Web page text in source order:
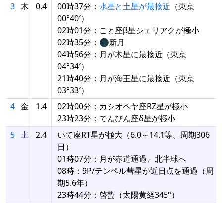
3 木 0.4 00時37分： 水星と土星が最接近 （東京
00°40′）
02時01分：こと座β星シェリアクが極小
02時35分：🌑新月
04時56分：月が木星に最接近（東京
04°34′）
21時40分：月が海王星に最接近（東京
03°33′）
4 金 1.4
02時00分：カシオペヤ座RZ星が極小
23時23分：てんびん座δ星が極小
5 土 2.4
いて座RT星が極大（6.0～14.1等、周期306
日）
01時07分：月が赤道通過、北半球へ
08時：9P/テンペル彗星が近日点を通過（周
期5.6年）
23時44分：啓蟄（太陽黄経345°）